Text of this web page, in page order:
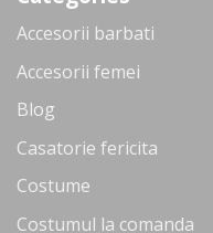
Accesorii barbati
Accesorii femei
Blog
Casatorie fericita
Costume
Costumul la comanda